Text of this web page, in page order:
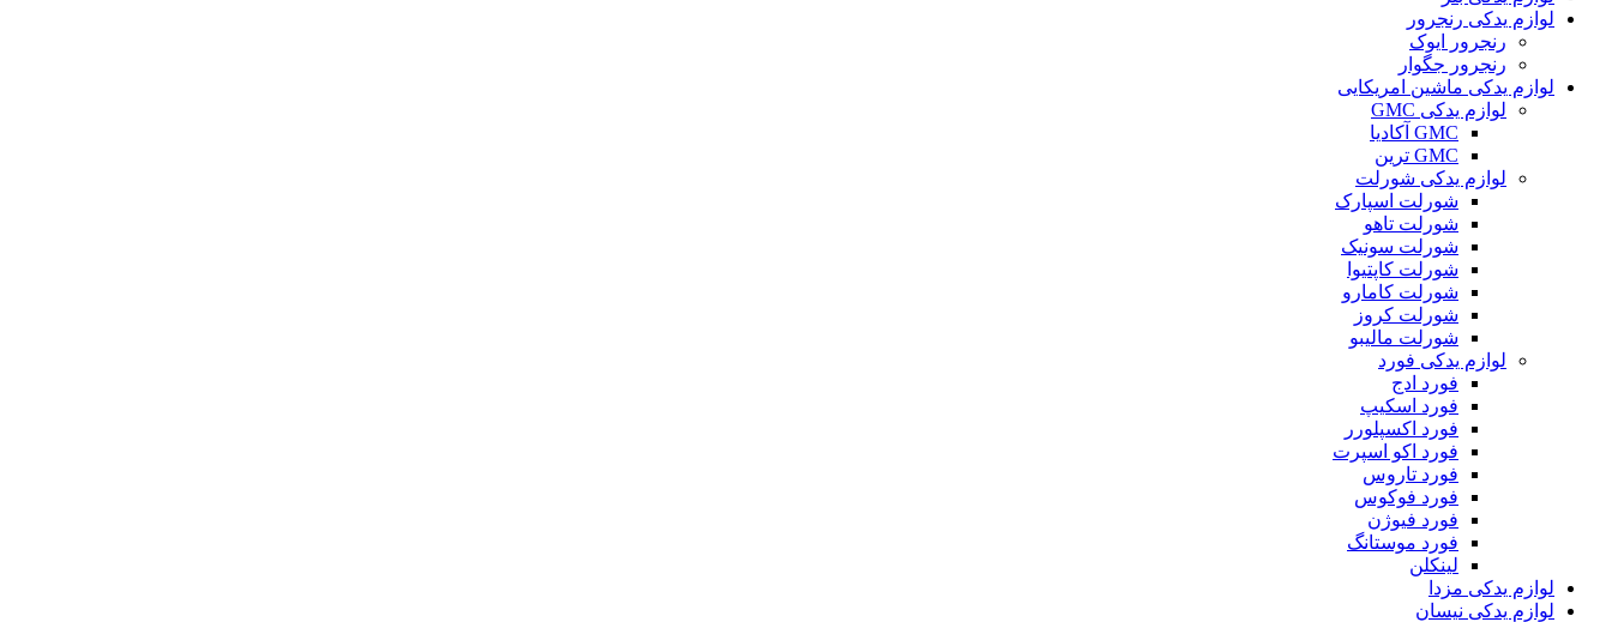
لوازم یدکی رنجرور
رنجرور ایوک
رنجرور جگوار
لوازم یدکی ماشین امریکایی
لوازم یدکی GMC
GMC آکادیا
GMC ترین
لوازم یدکی شورلت
شورلت اسپارک
شورلت تاهو
شورلت سونیک
شورلت کاپتیوا
شورلت کامارو
شورلت کروز
شورلت مالیبو
لوازم یدکی فورد
فورد ادج
فورد اسکیپ
فورد اکسپلورر
فورد اکو اسپرت
فورد تاروس
فورد فوکوس
فورد فیوژن
فورد موستانگ
لینکلن
لوازم یدکی مزدا
لوازم یدکی نیسان